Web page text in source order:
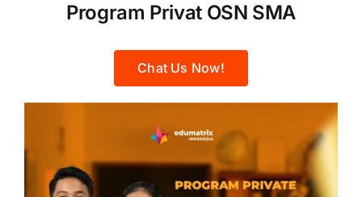
Program Privat OSN SMA
Chat Us Now!